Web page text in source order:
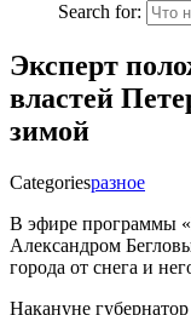
Search for:
Эксперт
властей
зимой
Categoriesразное
В эфире программы
Александром
города от снега и
Накануне